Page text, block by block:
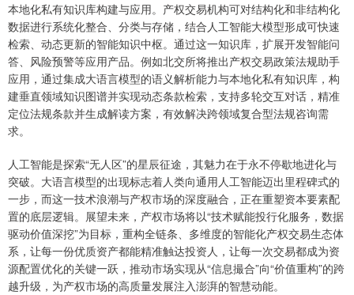
本地化私有知识库构建与应用。产权交易机构可对结构化和非结构化
数据进行系统化整合、分类与存储，结合人工智能大模型形成可快速
检索、动态更新的智能知识中枢。通过这一知识库，扩展开发智能问
答、风险预警等应用产品。例如北交所将推出产权交易政策法规助手
应用，通过集成大语言模型的语义解析能力与本地化私有知识库，构
建垂直领域知识图谱并实现动态条款检索，支持多轮交互对话，精准
定位法规条款并生成解读方案，有效解决跨领域复合型法规咨询需
求。
人工智能是探索“无人区”的星辰征途，其魅力在于永不停歇地进化与
突破。大语言模型的出现标志着人类向通用人工智能迈出里程碑式的
一步，而这一技术浪潮与产权市场的深度融合，正在重塑资本要素配
置的底层逻辑。展望未来，产权市场将以“技术赋能投行化服务，数据
驱动价值深挖”为目标，重构全链条、多维度的智能化产权交易生态体
系，让每一份优质资产都能精准触达投资人，让每一次交易都成为资
源配置优化的关键一跃，推动市场实现从“信息撮合”向“价值重构”的跨
越升级，为产权市场的高质量发展注入澎湃的智慧动能。